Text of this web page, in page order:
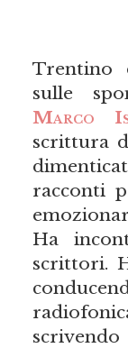
Trentino
sulle
Marco
scrittura
racconti
Ha
scrittori.